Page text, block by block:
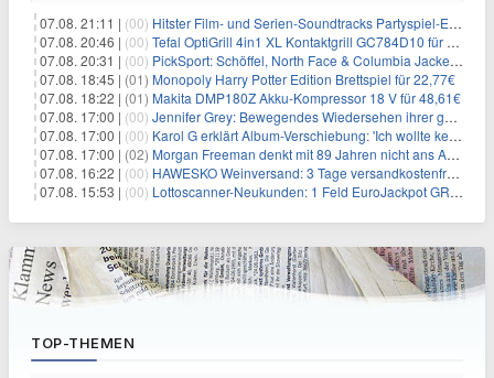
07.08. 21:11 | (00) Hitster Film- und Serien-Soundtracks Partyspiel-Erweiterung für 6,99€
07.08. 20:46 | (00) Tefal OptiGrill 4in1 XL Kontaktgrill GC784D10 für 239,99€
07.08. 20:31 | (00) PickSport: Schöffel, North Face & Columbia Jacken ab 39,60€
07.08. 18:45 | (01) Monopoly Harry Potter Edition Brettspiel für 22,77€
07.08. 18:22 | (01) Makita DMP180Z Akku-Kompressor 18 V für 48,61€
07.08. 17:00 | (00) Jennifer Grey: Bewegendes Wiedersehen ihrer geschiedenen Eltern kurz vor dem Tod ihrer Mutter
07.08. 17:00 | (00) Karol G erklärt Album-Verschiebung: 'Ich wollte keine persönliche Situation ausnutzen'
07.08. 17:00 | (02) Morgan Freeman denkt mit 89 Jahren nicht ans Aufhören
07.08. 16:22 | (00) HAWESKO Weinversand: 3 Tage versandkostenfrei bestellen (MBW 25€)
07.08. 15:53 | (00) Lottoscanner-Neukunden: 1 Feld EuroJackpot GRATIS spielen
TOP-THEMEN